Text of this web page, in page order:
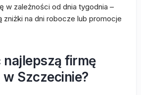
w zależności od dnia tygodnia –
na dni robocze lub promocje
najlepszą firmę
Szczecinie?